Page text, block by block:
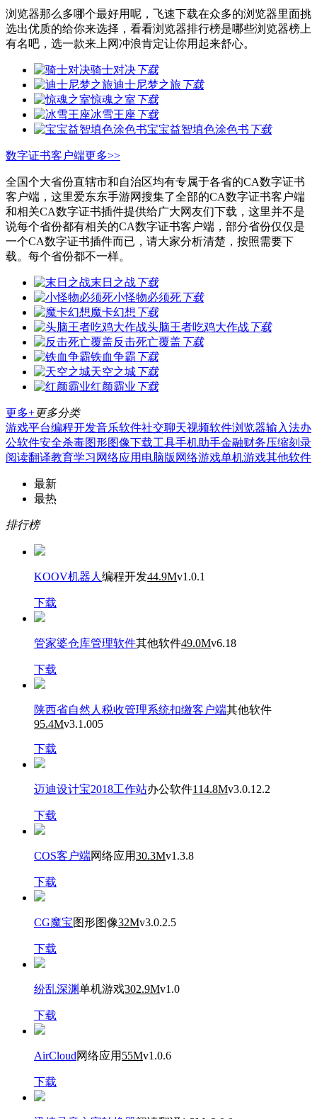
浏览器那么多哪个最好用呢，飞速下载在众多的浏览器里面挑
选出优质的给你来选择，看看浏览器排行榜是哪些浏览器榜上
有名吧，选一款来上网冲浪肯定让你用起来舒心。
骑士对决下载
迪士尼梦之旅 下载
惊魂之室 下载
冰雪王座 下载
宝宝益智填色涂色书 下载
数字证书客户端更多>>
全国个大省份直辖市和自治区均有专属于各省的CA数字证书
客户端，这里爱东东手游网搜集了全部的CA数字证书客户端
和相关CA数字证书插件提供给广大网友们下载，这里并不是
说每个省份都有相关的CA数字证书客户端，部分省份仅仅是
一个CA数字证书插件而已，请大家分析清楚，按照需要下
载。每个省份都不一样。
末日之战下载
小怪物必须死下载
魔卡幻想 下载
头脑王者吃鸡大作战下载
反击死亡覆盖 下载
铁血争霸 下载
天空之城下载
红颜霸业 下载
更多+更多分类
游戏平台编程开发音乐软件社交聊天视频软件浏览器输入法办
公软件安全杀毒图形图像下载工具手机助手金融财务压缩刻录
阅读翻译教育学习 网络应用 电脑版 网络游戏单机游戏其他软件
最新
最热
排行榜
KOOV机器人 编程开发44.9Mv1.0.1
下载
管家婆仓库管理软件其他软件49.0Mv6.18
下载
陕西省自然人税收管理系统扣缴客户端其他软件
95.4Mv3.1.005
下载
迈迪设计宝2018工作站办公软件114.8Mv3.0.12.2
下载
COS客户端网络应用30.3Mv1.3.8
下载
CG魔宝图形图像32Mv3.0.2.5
下载
纷乱深渊单机游戏302.9Mv1.0
下载
AirCloud网络应用 55Mv1.0.6
下载